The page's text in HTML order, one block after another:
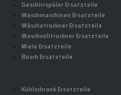
Geschirrspüler Ersatzteile
Waschmaschinen Ersatzteile
Wäschetrockner Ersatzteile
Waschvolltrockner Ersatzteile
Miele Ersatzteile
Bosch Ersatzteile
Kühlschrank Ersatzteile